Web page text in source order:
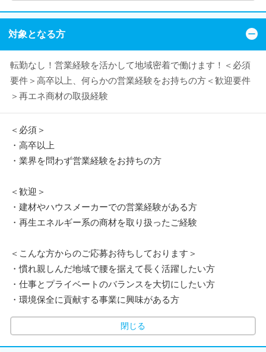
対象となる方
転勤なし！営業経験を活かして地域密着で働けます！＜必須
要件＞高卒以上、何らかの営業経験をお持ちの方＜歓迎要件
＞再エネ商材の取扱経験
＜必須＞
・高卒以上
・業界を問わず営業経験をお持ちの方
＜歓迎＞
・建材やハウスメーカーでの営業経験がある方
・再生エネルギー系の商材を取り扱ったご経験
＜こんな方からのご応募お待ちしております＞
・慣れ親しんだ地域で腰を据えて長く活躍したい方
・仕事とプライベートのバランスを大切にしたい方
・環境保全に貢献する事業に興味がある方
閉じる